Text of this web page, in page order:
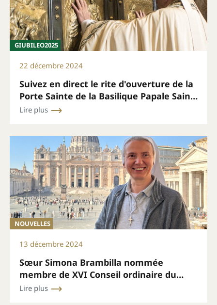
GIUBILEO2025
22 décembre 2024
Suivez en direct le rite d'ouverture de la
Porte Sainte de la Basilique Papale Saint-
Pierre, le 24 décembre à 19h00 (heure de
Lire plus
NOUVELLES
13 décembre 2024
Sœur Simona Brambilla nommée
membre de XVI Conseil ordinaire du
Secrétariat général du Synode
Lire plus